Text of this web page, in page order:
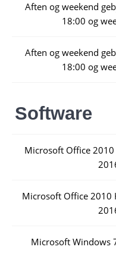
Aften og weekend
18:00 og
Aften og weekend
18:00 og
Software
Microsoft Office
Microsoft Office 2010
Microsoft Windows